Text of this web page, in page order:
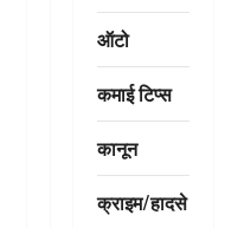
ऑटो
कमाई टिप्स
कानून
क्राइम/हादसे